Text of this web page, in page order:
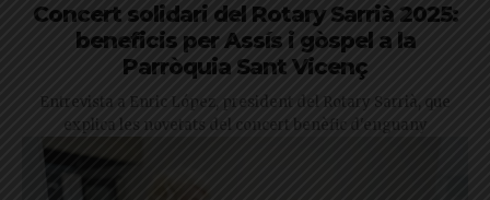
Concert solidari del Rotary Sarrià 2025:
beneficis per Assís i gòspel a la
Parròquia Sant Vicenç
Entrevista a Enric López, president del Rotary Sarrià, que
explica les novetats del concert benèfic d'enguany